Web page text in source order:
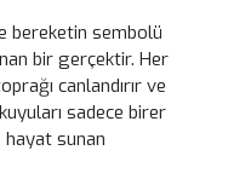
bereketin sembolü
bir gerçektir. Her
canlandırır ve
sadece birer
hayat sunan